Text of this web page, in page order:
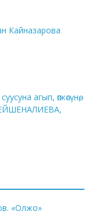
Кайназарова
агып, өпкөсүнө,
БЕЙШЕНАЛИЕВА,
«Олжо»